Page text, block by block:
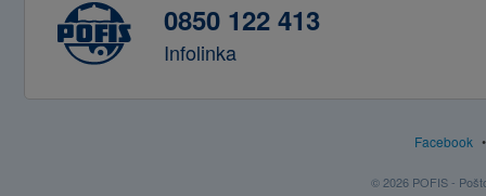
0850 122 413
Infolinka
Facebook
© 2026 POFIS -